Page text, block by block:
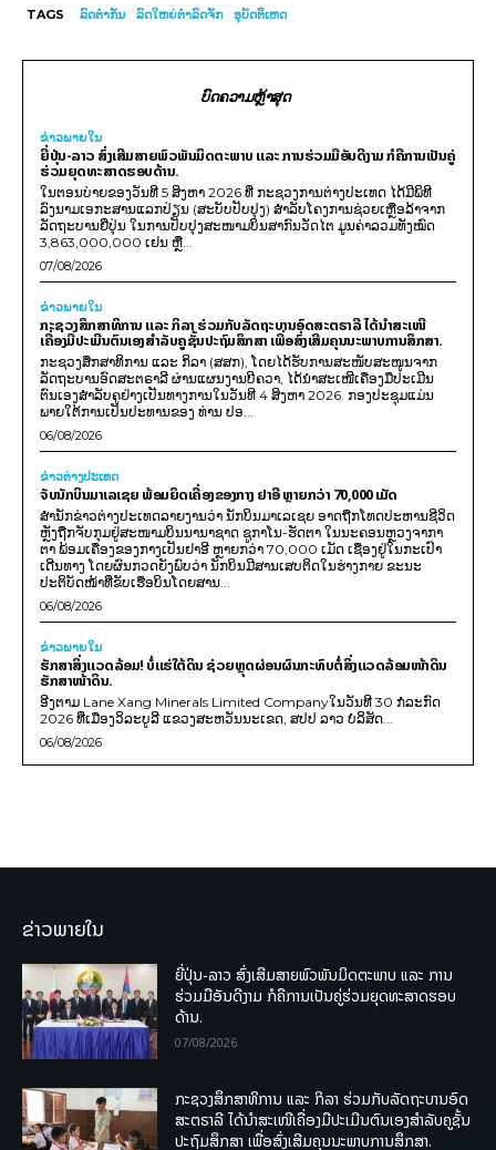
TAGS ລົດຕຳກັນ ລົດໃຫຍ່ຕຳລົດຈັກ ອຸບັດຕິເຫດ
ບົດຄວາມຫຼ້າສຸດ
ຂ່າວພາຍ​ໃນ
ຍີ່ປຸ່ນ-ລາວ ສົ່ງເສີມສາຍພົວພັນມິດຕະພາບ ແລະ ການຮ່ວມມືອັນດີງາມ ກໍຄືການເປັນຄູ່
ຮ່ວມຍຸດທະສາດຮອບດ້ານ.
ໃນຕອນບ່າຍຂອງວັນທີ 5 ສິງຫາ 2026 ທີ່ ກະຊວງການຕ່າງປະເທດ ໄດ້ມີພິທີ
ລົງນາມເອກະສານແລກປ່ຽນ (ສະບັບປັບປຸງ) ສໍາລັບໂຄງການຊ່ວຍເຫຼືອລ້າຈາກ
ລັດຖະບານຍີ່ປຸ່ນ ໃນການປັບປຸງສະໜາມບິນສາກົນວັດໄຕ ມູນຄ່າລວມທັງໝົດ
3,863,000,000 ເຢນ ຫຼື...
07/08/2026
ຂ່າວພາຍ​ໃນ
ກະຊວງສຶກສາທິການ ແລະ ກິລາ ຮ່ວມກັບລັດຖະບານອົດສະຕຣາລີ ໄດ້ນຳສະເໜີ
ເຄື່ອງມືປະເມີນຕົນເອງສຳລັບຄູຊັ້ນປະຖົມສຶກສາ ເພື່ອສົ່ງເສີມຄຸນນະພາບການສຶກສາ.
ກະຊວງສຶກສາທິການ ແລະ ກິລາ (ສສກ), ໂດຍໄດ້ຮັບການສະໜັບສະໜູນຈາກ
ລັດຖະບານອົດສະຕຣາລີ ຜ່ານແຜນງານບີຄວາ, ໄດ້ນຳສະເໜີເຄື່ອງມືປະເມີນ
ຕົນເອງສຳລັບຄູຢ່າງເປັນທາງການໃນວັນທີ 4 ສິງຫາ 2026. ກອງປະຊຸມແມ່ນ
ພາຍໃຕ້ການເປັນປະທານຂອງ ທ່ານ ປອ...
06/08/2026
ຂ່າວຕ່າງປະເທດ
ຈັບນັກບິນມາເລເຊຍ ພ້ອມຍຶດເຄື່ອງຂອງກາງ ຢາອີ ຫຼາຍກວ່າ 70,000 ເມັດ
ສຳນັກຂ່າວຕ່າງປະເທດລາຍງານວ່າ ນັກບິນມາເລເຊຍ ອາດຖືກໂທດປະຫານຊີວິດ
ຫຼັງຖືກຈັບກຸມຢູ່ສະໜາມບິນນານາຊາດ ຊູກາໂນ-ຮັດຕາ ໃນນະຄອນຫຼວງຈາກາ
ຕາ ພ້ອມເຄື່ອງຂອງກາງເປັນຢາອີ ຫຼາຍກວ່າ 70,000 ເມັດ ເຊື່ອງຢູ່ໃນກະເປົາ
ເດີນທາງ ໂດຍຜົນກວດຍັງພົບວ່າ ນັກບິນມີສານເສບຕິດໃນຮ່າງກາຍ ຂະນະ
ປະຕິບັດໜ້າທີ່ຂັບເຮືອບິນໂດຍສານ...
06/08/2026
ຂ່າວພາຍ​ໃນ
ຮັກສາສິ່ງແວດລ້ອມ! ບໍ່ແຮ່ໃຕ້ດິນ ຊ່ວຍຫຼຸດຜ່ອນຜົນກະທົບຕໍ່ສິ່ງແວດລ້ອມໜ້າດິນ
ຮັກສາໜ້າດິນ.
ອີງຕາມ Lane Xang Minerals Limited Companyໃນວັນທີ 30 ກໍລະກົດ
2026 ທີ່ເມືອງວິລະບູລີ ແຂວງສະຫວັນນະເຂດ, ສປປ ລາວ ບໍລິສັດ...
06/08/2026
ຂ່າວພາຍໃນ
ຍີ່ປຸ່ນ-ລາວ ສົ່ງເສີມສາຍພົວພັນມິດຕະພາບ ແລະ ການ
ຮ່ວມມືອັນດີງາມ ກໍຄືການເປັນຄູ່ຮ່ວມຍຸດທະສາດຮອບ
ດ້ານ.
07/08/2026
ກະຊວງສຶກສາທິການ ແລະ ກິລາ ຮ່ວມກັບລັດຖະບານອົດ
ສະຕຣາລີ ໄດ້ນຳສະເໜີເຄື່ອງມືປະເມີນຕົນເອງສຳລັບຄູຊັ້ນ
ປະຖົມສຶກສາ ເພື່ອສົ່ງເສີມຄຸນນະພາບການສຶກສາ.